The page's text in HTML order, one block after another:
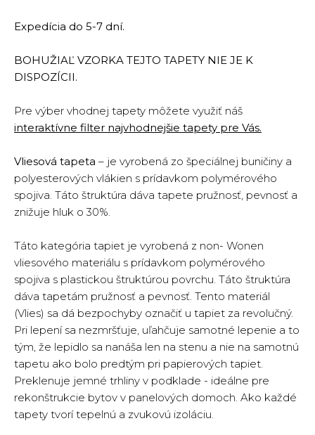
Expedícia do 5-7 dní.
BOHUŽIAĽ VZORKA TEJTO TAPETY NIE JE K
DISPOZÍCII.
Pre výber vhodnej tapety môžete využiť náš
interaktívne filter najvhodnejšie tapety pre Vás.
Vliesová tapeta – je vyrobená zo špeciálnej buničiny a
polyesterových vlákien s prídavkom polymérového
spojiva. Táto štruktúra dáva tapete pružnosť, pevnosť a
znižuje hluk o 30%.
Táto kategória tapiet je vyrobená z non- Wonen
vliesového materiálu s prídavkom polymérového
spojiva s plastickou štruktúrou povrchu. Táto štruktúra
dáva tapetám pružnosť a pevnosť. Tento materiál
(Vlies) sa dá bezpochyby označiť u tapiet za revolučný.
Pri lepení sa nezmršťuje, uľahčuje samotné lepenie a to
tým, že lepidlo sa nanáša len na stenu a nie na samotnú
tapetu ako bolo predtým pri papierových tapiet.
Preklenuje jemné trhliny v podklade - ideálne pre
rekonštrukcie bytov v panelových domoch. Ako každé
tapety tvorí tepelnú a zvukovú izoláciu.